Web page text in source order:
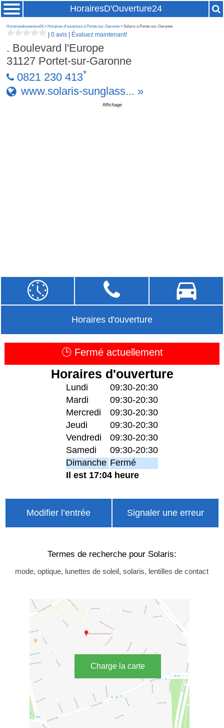
HorairesD'Ouverture24
Horairesdouverture24» Horaires d'ouverture à Portet-sur-Garonne » Solaris à Portet-sur-Garonne
|0 avis Évaluez maintenant!
. Boulevard l'Europe
31127 Portet-sur-Garonne
0821 230 413*
www.solaris-sunglass... »
Affichage
Horaires d'ouverture
🕒 Fermé actuellement
Horaires d'ouverture
Lundi
09:30-20:30
Mardi
09:30-20:30
Mercredi
09:30-20:30
Jeudi
09:30-20:30
Vendredi
09:30-20:30
Samedi
09:30-20:30
Dimanche Fermé
Il est 17:04 heure
Modifier l’entrée Signaler une erreur
Termes de recherche pour Solaris:
mode, optique, lunettes de soleil, solaris, lentilles de contact
Charge la carte